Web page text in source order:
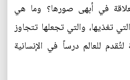
في أبهى صورها؟ وما هي
تغذيها، والتي تجعلها تتجاوز
لتُقدم للعالم درساً في الإنسانية